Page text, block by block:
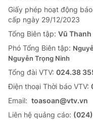
Tin tức
Thế giới đó đây
Câu chuyện quốc tế
Kinh tế
Tài chính
Thị trường
Góc doanh nghiệp
Dữ liệu và đời sống
Truyền hình
Phim VTV
Giải trí
Giấy phép hoạt động
cấp ngày 29/12/2023
Tổng Biên tập: Vũ
Phó Tổng Biên tập:
Nguyễn Trọng Ninh
Tổng đài VTV: 024.38
Ðiện thoại Thời báo VTV:
Email: toasoan@vtv.vn
Liên hệ quảng cáo: